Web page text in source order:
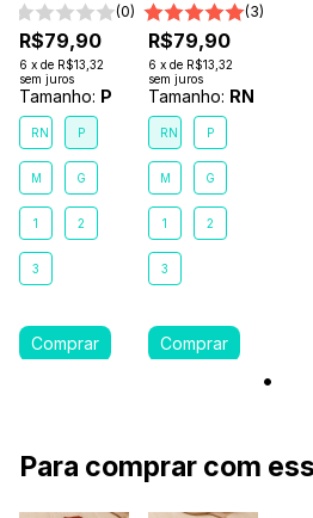
Comfort
Premium
Bege Areia
(0)
R$79,90
6 x de R$13,32
sem juros
Tamanho: P
RN P
M G
1 2
3
Comfort
Premium
Terra
(3)
R$79,90
6 x de R$13,32
sem juros
Tamanho: RN
RN P
M G
1 2
3
Para comprar com